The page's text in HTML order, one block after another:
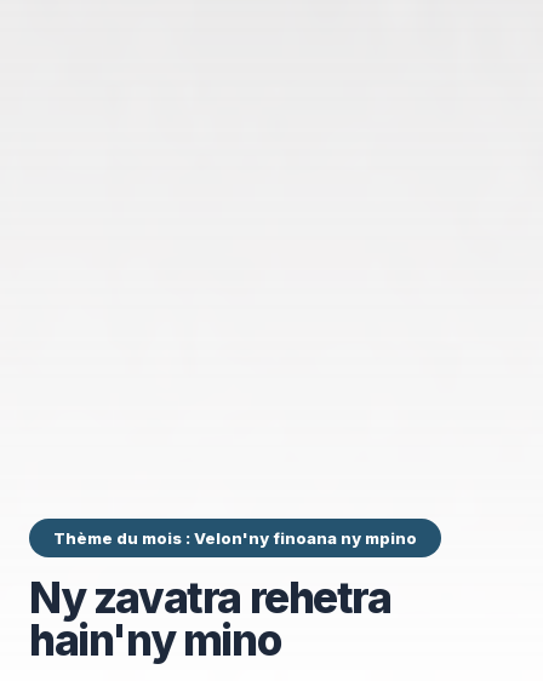
Thème du mois : Velon'ny finoana ny mpino
Ny zavatra rehetra
hain'ny mino